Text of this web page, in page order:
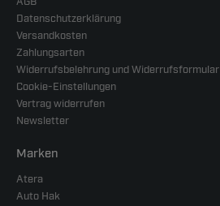
Datenschutzerklärung
Versandkosten
Zahlungsarten
Widerrufsbelehrung und Widerrufsformular
Cookie-Einstellungen
Vertrag widerrufen
Newsletter
Marken
Atera
Auto Hak